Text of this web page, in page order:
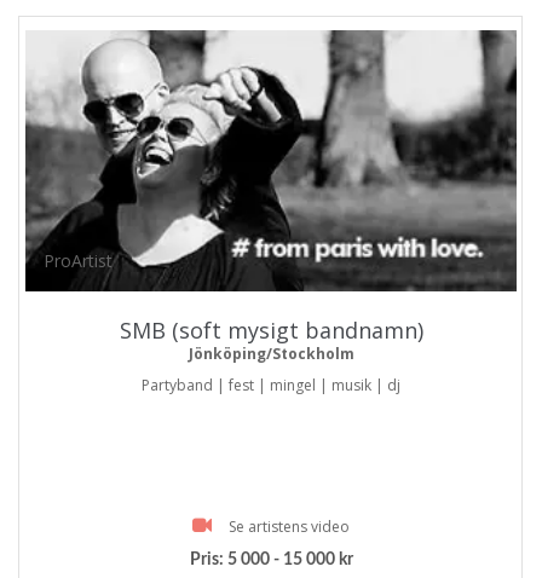
ProArtist
SMB (soft mysigt bandnamn)
Jönköping/Stockholm
Partyband | fest | mingel | musik | dj
Se artistens video
Pris: 5 000 - 15 000 kr